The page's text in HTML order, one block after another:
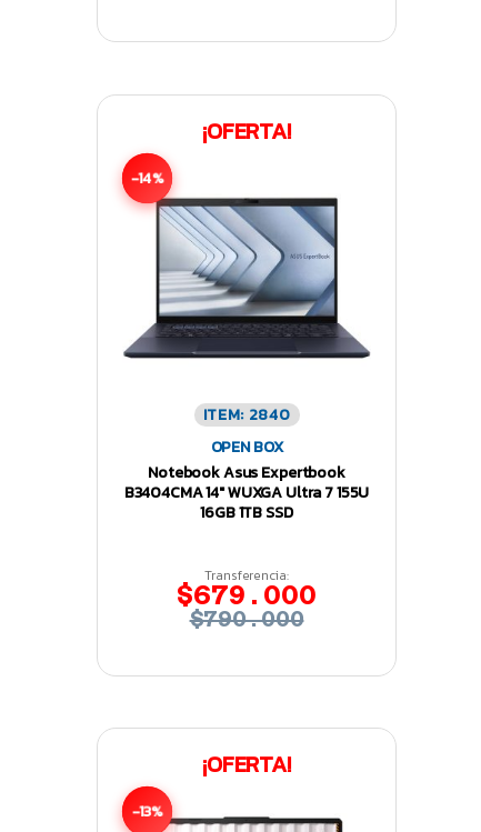
¡OFERTA!
-14%
ITEM: 2840
OPEN BOX
Notebook Asus Expertbook
B3404CMA 14″ WUXGA Ultra 7 155U
16GB 1TB SSD
Transferencia:
$679.000
$790.000
¡OFERTA!
-13%